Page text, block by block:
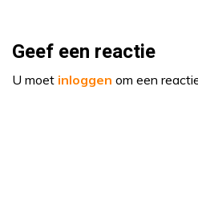
Geef een reactie
U moet inloggen om een